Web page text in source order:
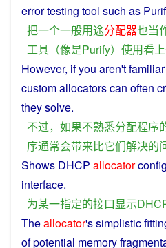
errortesting tool such as
把一个一般用途分配器也当
工具 （像是Purify） 使用看
However, ifyou aren'tfamiliar
customallocatorscan often
theysolve.
不过， 如果不熟悉分配程序
序通常会带来比它们解决的
Shows DHCP allocator
interface.
为某一指定的接口显示
Theallocator'ssimplistic
ofpotential memory